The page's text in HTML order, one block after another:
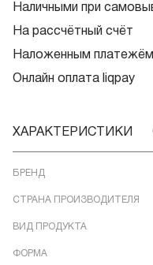
Наличными при
На рассчётный счёт
Наложенным
Онлайн оплата liqpay
ХАРАКТЕРИСТИКИ
БРЕНД
СТРАНА ПРОИЗВОДИТЕЛЯ
ВИД ПРОДУКТА
ФОРМА